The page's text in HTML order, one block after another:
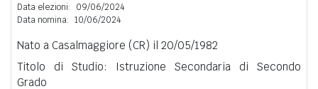
Data elezioni:
09/06/2024
Data nomina: 10/06/2024
Nato a Casalmaggiore (CR) il 20/05/1982
Titolo di Studio: Istruzione Secondaria di Secondo
Grado